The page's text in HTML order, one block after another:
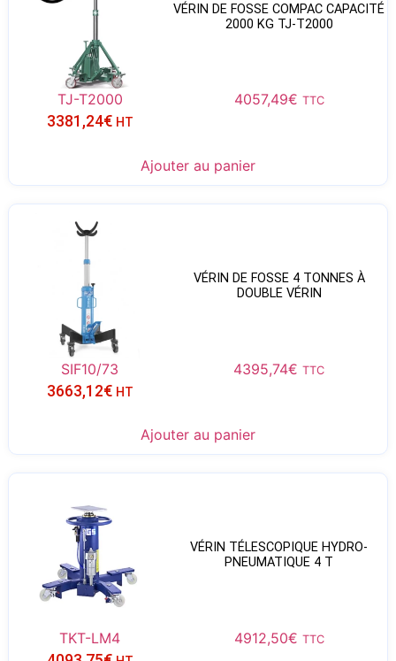
VÉRIN DE FOSSE COMPAC CAPACITÉ
2000 KG TJ-T2000
TJ-T2000 4057,49€ TTC
3381,24€ HT
Ajouter au panier
VÉRIN DE FOSSE 4 TONNES À
DOUBLE VÉRIN
SIF10/73 4395,74€ TTC
3663,12€ HT
Ajouter au panier
VÉRIN TÉLESCOPIQUE HYDRO-
PNEUMATIQUE 4 T
TKT-LM4 4912,50€ TTC